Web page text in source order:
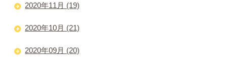
2020年11月 (19)
2020年10月 (21)
2020年09月 (20)